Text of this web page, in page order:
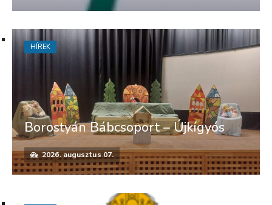
Borostyán Bábcsoport – Újkígyós
2026. augusztus 07.
HÍREK